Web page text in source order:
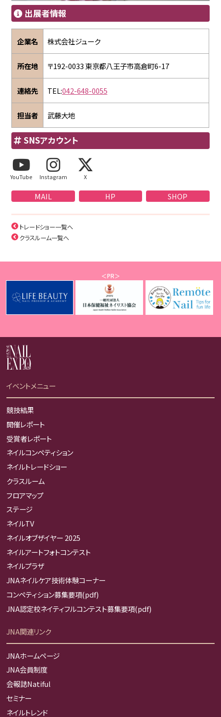
出展者情報
企業名 株式会社ジューク
所在地 〒192-0033 東京都八王子市高倉町6-17
連絡先 TEL:042-648-0055
担当者 武藤大地
SNSアカウント
YouTube Instagram X
MAIL HP SHOP
トレードショー一覧へ
クラスルーム一覧へ
＜PR＞
イベントメニュー
競技結果
開催レポート
受賞者レポート
ネイルコンペティション
ネイルトレードショー
クラスルーム
フロアマップ
ステージ
ネイルTV
ネイルオブザイヤー 2025
ネイルアートフォトコンテスト
ネイルプラザ
JNAネイルケア技術体験コーナー
コンペティション募集要項(pdf)
JNA認定校ネイティフルコンテスト募集要項(pdf)
JNA関連リンク
JNAホームページ
JNA会員制度
会報誌Natiful
セミナー
ネイルトレンド